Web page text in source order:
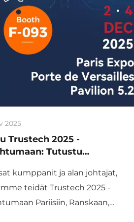
2025
Trustech 2025 -
Tutustu
Techin sivustolla!
kumppanit ja alan johtajat,
teidät Trustech 2025 -
Pariisiin, Ranskaan,